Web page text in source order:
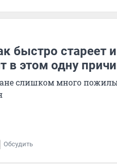
быстро стареет
в этом одну
слишком много
Обсудить